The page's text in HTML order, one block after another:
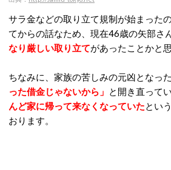
サラ金などの取り立て規制が始まった
てからの話なため、現在46歳の矢部さ
なり厳しい取り立てがあったことかと
ちなみに、家族の苦しみの元凶となっ
った借金じゃないから」 と開き直って
んど家に帰って来なくなっていたとい
おります。